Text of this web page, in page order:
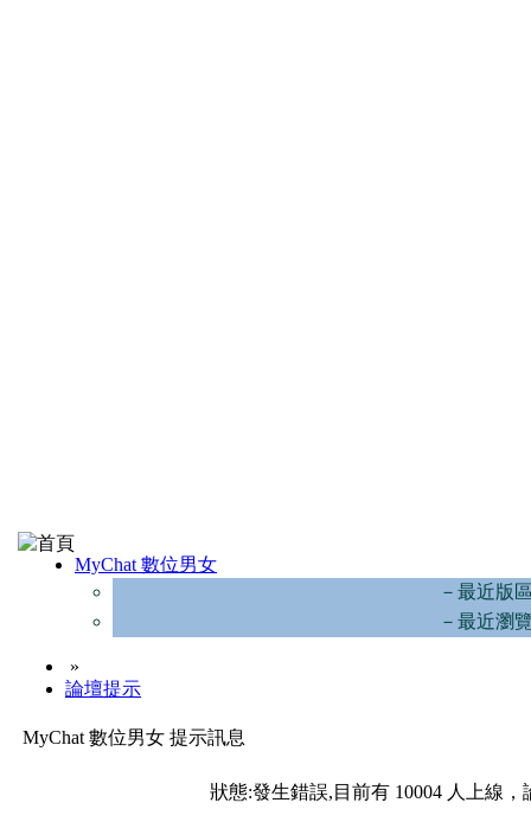
MyChat 數位男女
－最近版
－最近瀏
»
論壇提示
MyChat 數位男女 提示訊息
狀態:發生錯誤,目前有 10004 人上線